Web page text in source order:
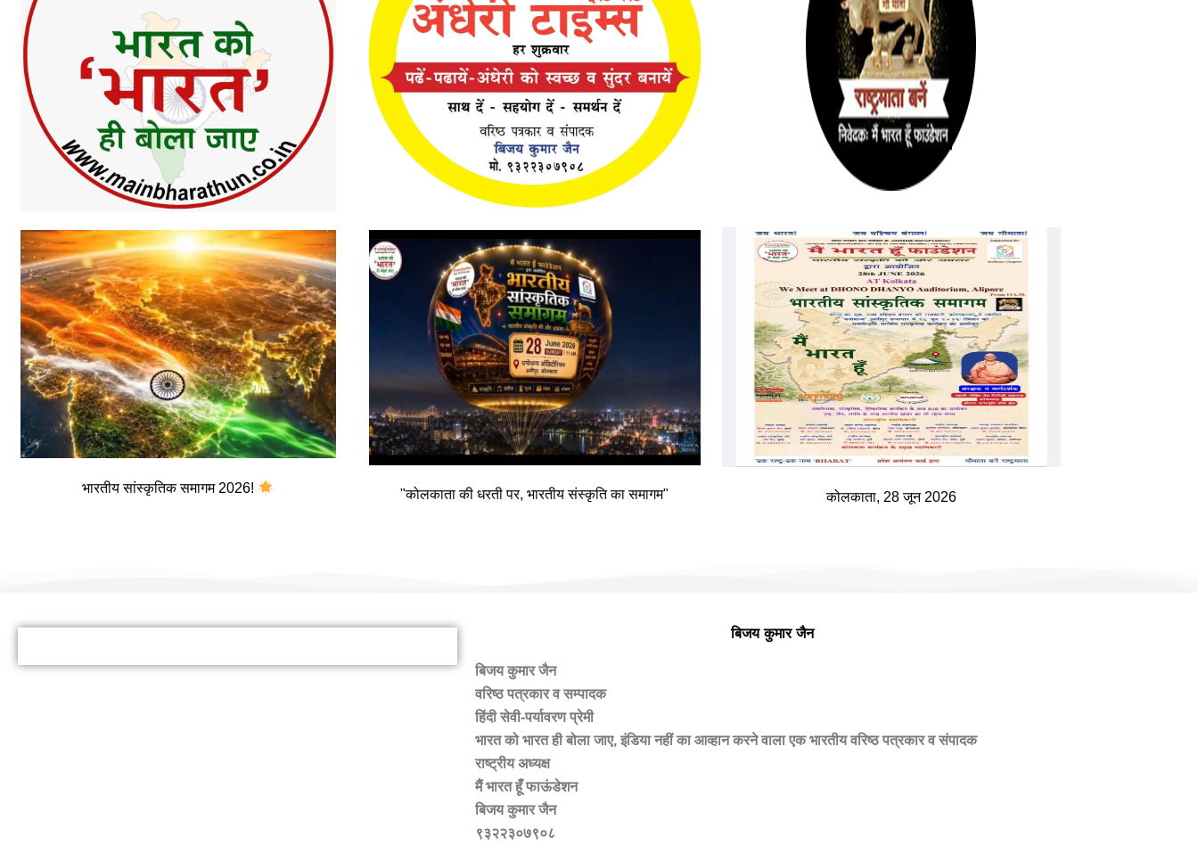
भारतीय सांस्कृतिक समागम 2026! "कोलकाता की धरती पर, भारतीय संस्कृति का समागम" कोलकाता, 28 जून 2026
बिजय कुमार जैन
बिजय कुमार जैन
वरिष्ठ पत्रकार व सम्पादक
हिंदी सेवी-पर्यावरण प्रेमी
भारत को भारत ही बोला जाए, इंडिया नहीं का आव्हान करने वाला एक भारतीय वरिष्ठ पत्रकार व संपादक
राष्ट्रीय अध्यक्ष
मैं भारत हूँ फाऊंडेशन
बिजय कुमार जैन
९३२२३०७९०८